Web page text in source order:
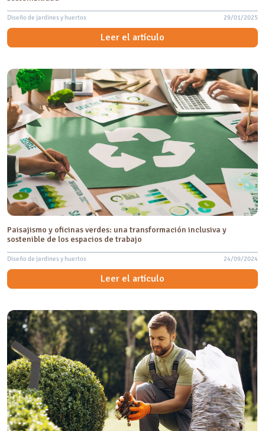
Diseño de jardines y huertos 29/01/2025
Leer el artículo
Paisajismo y oficinas verdes: una transformación inclusiva y
sostenible de los espacios de trabajo
Diseño de jardines y huertos 24/09/2024
Leer el artículo